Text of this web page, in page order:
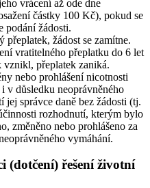
vrácení až ode dne
částky 100 Kč), pokud se
podání žádosti.
žádost se zamítne.
vratitelného přeplatku do 6 let
vznikl, přeplatek zaniká.
nebo prohlášení nicotnosti
v důsledku neoprávněného
správce daně bez žádosti (tj.
rozhodnutí, kterým bylo
změněno nebo prohlášeno za
vymáhání.
(dotčení) řešení životní